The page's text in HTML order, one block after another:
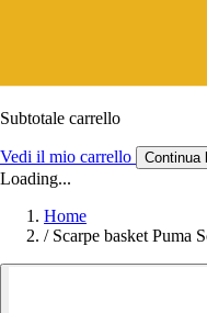
Subtotale carrello
Vedi il mio carrello Continua
Loading...
Home
/ Scarpe basket Puma